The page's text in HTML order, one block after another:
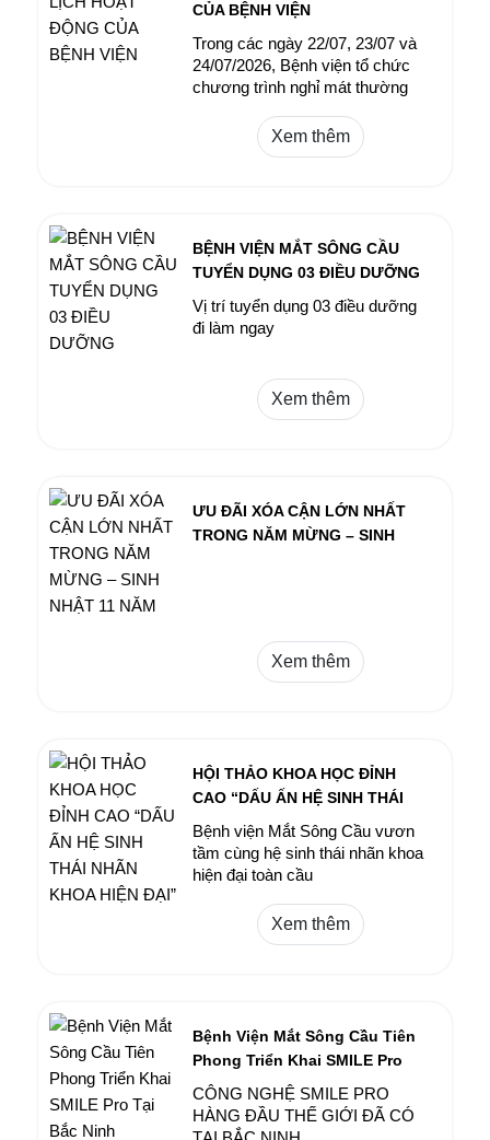
CỦA BỆNH VIỆN
Trong các ngày 22/07, 23/07 và
24/07/2026, Bệnh viện tổ chức
chương trình nghỉ mát thường
Xem thêm
BỆNH VIỆN MẮT SÔNG CẦU
TUYỂN DỤNG 03 ĐIỀU DƯỠNG
Vị trí tuyển dụng 03 điều dưỡng
đi làm ngay
Xem thêm
ƯU ĐÃI XÓA CẬN LỚN NHẤT
TRONG NĂM MỪNG – SINH
Xem thêm
HỘI THẢO KHOA HỌC ĐỈNH
CAO “DẤU ẤN HỆ SINH THÁI
NHÃN KHOA HIỆN ĐẠI”
Bệnh viện Mắt Sông Cầu vươn
tầm cùng hệ sinh thái nhãn khoa
hiện đại toàn cầu
Xem thêm
Bệnh Viện Mắt Sông Cầu Tiên
Phong Triển Khai SMILE Pro
Tại Bắc Ninh
CÔNG NGHỆ SMILE PRO
HÀNG ĐẦU THẾ GIỚI ĐÃ CÓ